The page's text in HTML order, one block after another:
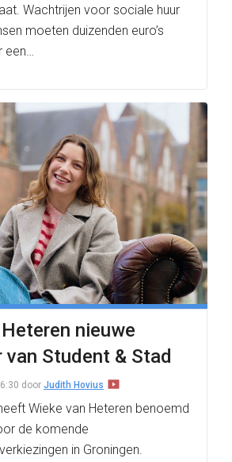
Wachtrijen voor sociale huur
moeten duizenden euro’s
een…
nieuwe
van Student & Stad
door Judith Hovius
Wieke van Heteren benoemd
de komende
in Groningen.